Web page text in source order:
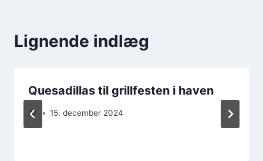
Lignende indlæg
Quesadillas til grillfesten i haven
Af 15. december 2024